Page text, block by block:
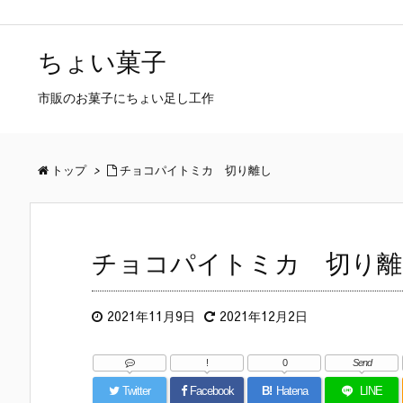
ちょい菓子
市販のお菓子にちょい足し工作
トップ > チョコパイトミカ 切り離し
チョコパイトミカ 切り
2021年11月9日 2021年12月2日
Twitter Facebook
!
B! Hatena
0
LINE
Send